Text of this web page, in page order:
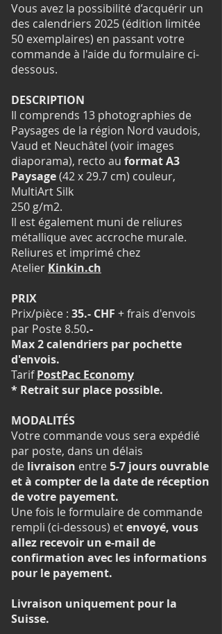
Vous avez la possibilité d’acquérir un
des calendriers 2025 (édition limitée
50 exemplaires) en passant votre
commande à l'aide du formulaire ci-
dessous.
DESCRIPTION
Il comprends 13 photographies de
Paysages de la région Nord vaudois,
Vaud et Neuchâtel (voir images
diaporama), recto au format A3
Paysage(42 x 29.7 cm) couleur,
MultiArt Silk
250 g/m2.
Il est également muni de reliures
métallique avec accroche murale.
Reliures et imprimé chez
Atelier Kinkin.ch
PRIX
Prix/pièce : 35.- CHF + frais d'envois
par Poste 8.50.-
Max 2 calendriers par pochette
d'envois.
TarifPostPac Economy
* Retrait sur place possible.
MODALITÉS
Votre commande vous sera expédié
par poste, dans un délais
de livraison entre5-7 jours ouvrable
et à compter de la date de réception
de votre payement.
Une fois le formulaire de commande
rempli (ci-dessous) etenvoyé, vous
allez recevoir un e-mail de
confirmation avec les informations
pour le payement.
Livraison uniquement pour la
Suisse.